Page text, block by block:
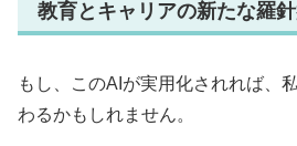
教育とキャリアの新たな羅
もし、このAIが実用化されれば、
わるかもしれません。